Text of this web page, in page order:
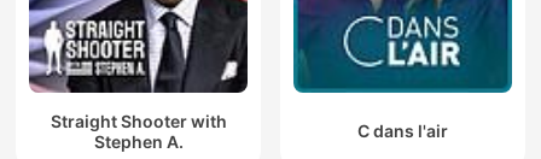
Straight Shooter with
Stephen A.
C dans l'air